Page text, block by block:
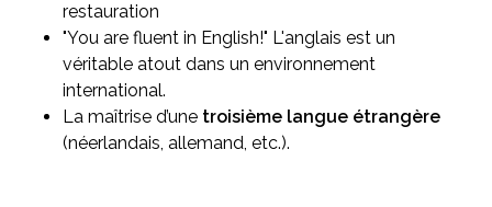
restauration
"You are fluent in English!" L'anglais est un
véritable atout dans un environnement
international.
La maîtrise d’une troisième langue étrangère
(néerlandais, allemand, etc.).